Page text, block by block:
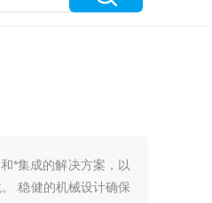
*集成的解决方案，以
稳健的机械设计确保